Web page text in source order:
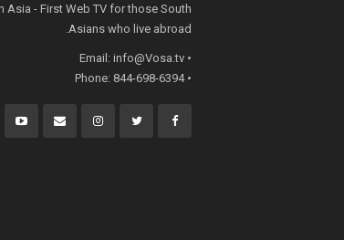
Asia - First Web TV for those South
Asians who live abroad.
• Email:
info@Vosa.tv
• Phone: 844-698-6394